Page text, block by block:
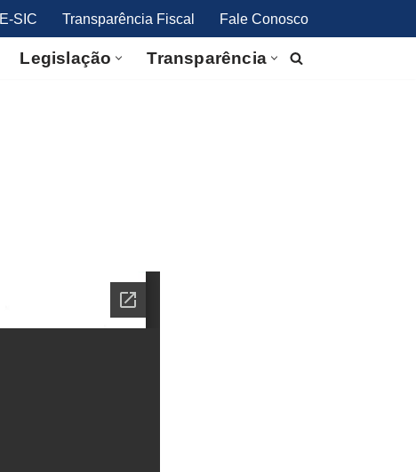
E-SIC Transparência Fiscal Fale Conosco
Legislação Transparência